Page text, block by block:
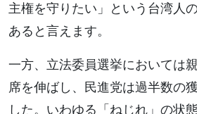
主権を守りたい」という台湾人
あると言えます。
一方、立法委員選挙においては
席を伸ばし、民進党は過半数の
した。いわゆる「ねじれ」の状